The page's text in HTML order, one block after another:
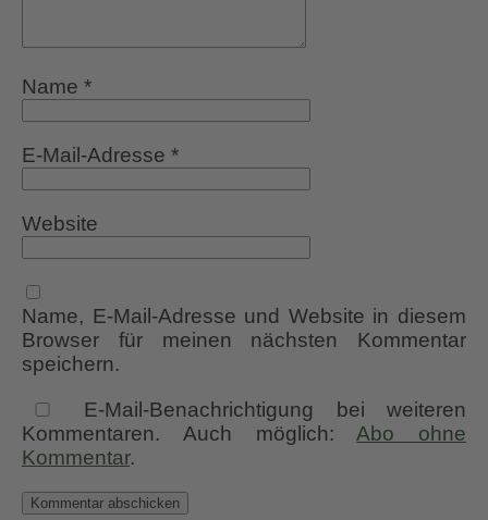
Name *
E-Mail-Adresse *
Website
Name, E-Mail-Adresse und Website in diesem
Browser für meinen nächsten Kommentar
speichern.
E-Mail-Benachrichtigung bei weiteren
Kommentaren. Auch möglich:Abo ohne
Kommentar.